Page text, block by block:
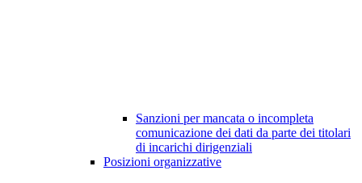
Sanzioni per mancata o incompleta
comunicazione dei dati da parte dei titolari
di incarichi dirigenziali
Posizioni organizzative